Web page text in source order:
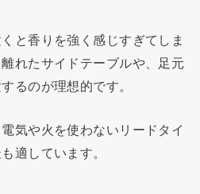
と香りを強く感じすぎてしま
れたサイドテーブルや、足元
るのが理想的です。
気や火を使わないリードタイ
適しています。